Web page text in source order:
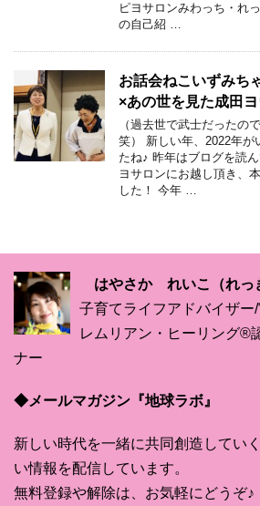
ピヨサロンみわっち・れ
の自己紹 …
お話会ねこいずみち
×あの世を見た成田
（過去世で武士だったの
笑） 新しい年、2022年が
たね♪ 昨年はブログを読
ヨサロンにお越し頂き、
した！ 今年 …
はやさか れいこ（れっ
子育てライフアドバイザー
レムリアン・ヒーリング®
ナー
◆メールマガジン『地球ラボ』
新しい時代を一緒に共同創造してい
い情報を配信しています。
無料登録や解除は、お気軽にどうぞ♪